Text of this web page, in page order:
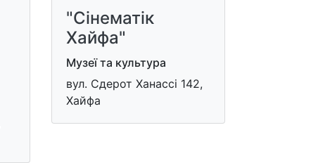
"Сінематік
Хайфа"
Музеї та культура
вул. Сдерот Ханассі 142,
Хайфа